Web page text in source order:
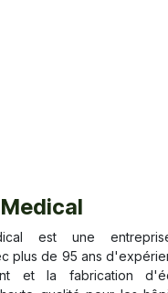
est une
plus de 95 ans
et la fabrication